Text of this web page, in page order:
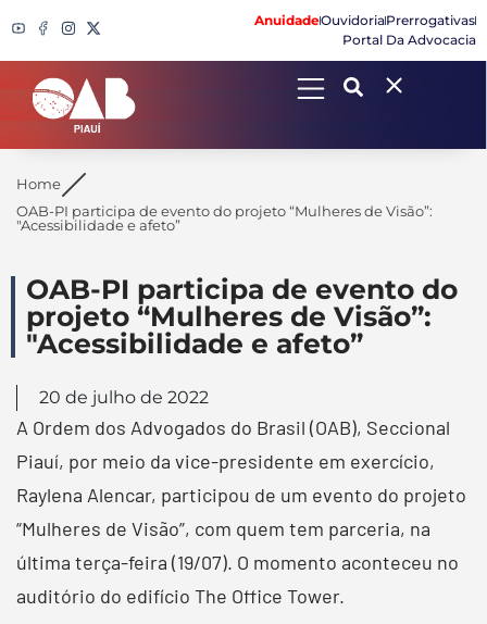
AnuidadeOuvidoriaPrerrogativas
Portal Da Advocacia
Search
Home
OAB-PI participa de evento do projeto “Mulheres de Visão”:
"Acessibilidade e afeto”
OAB-PI participa de evento do
projeto “Mulheres de Visão”:
"Acessibilidade e afeto”
20 de julho de 2022
A Ordem dos Advogados do Brasil (OAB), Seccional
Piauí, por meio da vice-presidente em exercício,
Raylena Alencar, participou de um evento do projeto
“Mulheres de Visão”, com quem tem parceria, na
última terça-feira (19/07). O momento aconteceu no
auditório do edifício The Office Tower.